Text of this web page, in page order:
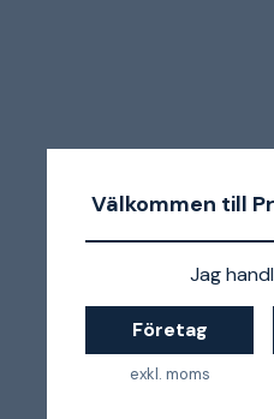
Välkommen till
Jag
Företag
exkl. moms